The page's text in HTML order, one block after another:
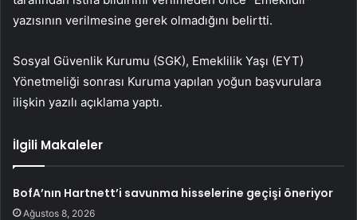
yazısının verilmesine gerek olmadığını belirtti.
Sosyal Güvenlik Kurumu (SGK), Emeklilik Yaşı (EYT)
Yönetmeliği sonrası Kuruma yapılan yoğun başvurulara
ilişkin yazılı açıklama yaptı.
İlgili Makaleler
BofA’nın Hartnett’i savunma hisselerine geçişi öneriyor
Ağustos 8, 2026